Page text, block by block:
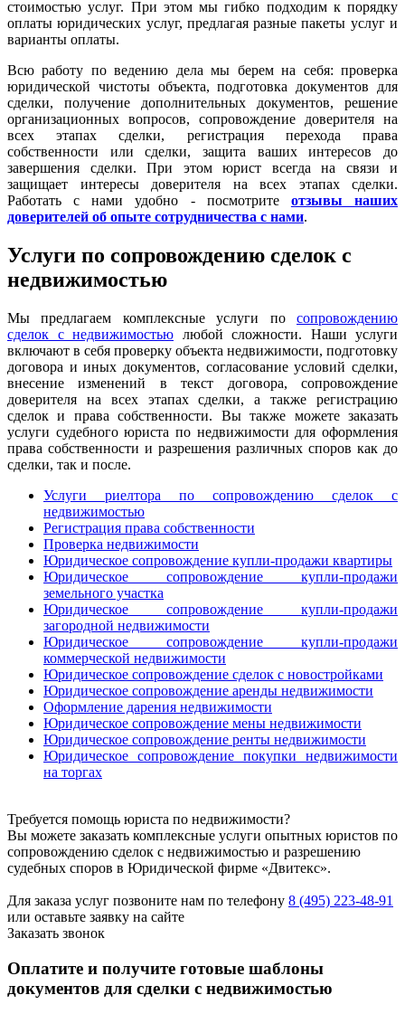
стоимостью услуг. При этом мы гибко подходим к порядку
оплаты юридических услуг, предлагая разные пакеты услуг и
варианты оплаты.
Всю работу по ведению дела мы берем на себя: проверка
юридической чистоты объекта, подготовка документов для
сделки, получение дополнительных документов, решение
организационных вопросов, сопровождение доверителя на
всех этапах сделки, регистрация перехода права
собственности или сделки, защита ваших интересов до
завершения сделки. При этом юрист всегда на связи и
защищает интересы доверителя на всех этапах сделки.
Работать с нами удобно - посмотрите отзывы наших
доверителей об опыте сотрудничества с нами.
Услуги по сопровождению сделок с
недвижимостью
Мы предлагаем комплексные услуги по сопровождению
сделок с недвижимостью любой сложности. Наши услуги
включают в себя проверку объекта недвижимости, подготовку
договора и иных документов, согласование условий сделки,
внесение изменений в текст договора, сопровождение
доверителя на всех этапах сделки, а также регистрацию
сделок и права собственности. Вы также можете заказать
услуги судебного юриста по недвижимости для оформления
права собственности и разрешения различных споров как до
сделки, так и после.
Услуги риелтора по сопровождению сделок с
недвижимостью
Регистрация права собственности
Проверка недвижимости
Юридическое сопровождение купли-продажи квартиры
Юридическое сопровождение купли-продажи
земельного участка
Юридическое сопровождение купли-продажи
загородной недвижимости
Юридическое сопровождение купли-продажи
коммерческой недвижимости
Юридическое сопровождение сделок с новостройками
Юридическое сопровождение аренды недвижимости
Оформление дарения недвижимости
Юридическое сопровождение мены недвижимости
Юридическое сопровождение ренты недвижимости
Юридическое сопровождение покупки недвижимости
на торгах
Требуется помощь юриста по недвижимости?
Вы можете заказать комплексные услуги опытных юристов по
сопровождению сделок с недвижимостью и разрешению
судебных споров в Юридической фирме «Двитекс».
Для заказа услуг позвоните нам по телефону 8 (495) 223-48-91
или оставьте заявку на сайте
Заказать звонок
Оплатите и получите готовые шаблоны
документов для сделки с недвижимостью